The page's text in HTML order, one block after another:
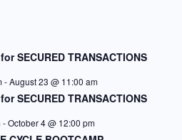
SECURED TRANSACTIONS
-August 23 @ 11:00 am
SECURED TRANSACTIONS
-October 4 @ 12:00 pm